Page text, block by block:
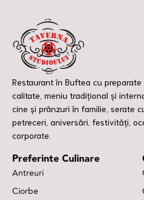
Restaurant în Buftea cu
calitate, meniu tradițional și
cine și prânzuri în familie, serate
petreceri, aniversări, festivități,
corporate.
Preferinte Culinare
Antreuri
Ciorbe